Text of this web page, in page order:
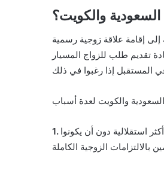
والكويت؟
إلى إقامة علاقة زوجية رسمية
تقديم طلب للزواج المسيار
استقلالية دون أن يكونوا